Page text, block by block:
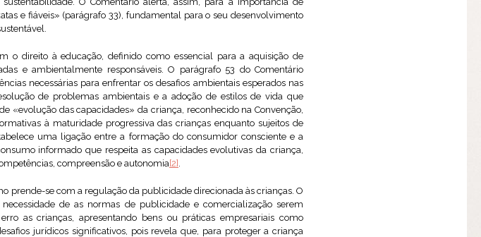
e fiáveis» (parágrafo 33), fundamental para o seu desenvolvimento
o direito à educação, definido como essencial para a aquisição de
e ambientalmente responsáveis. O parágrafo 53 do Comentário
necessárias para enfrentar os desafios ambientais esperados nas
de problemas ambientais e a adoção de estilos de vida que
«evolução das capacidades» da criança, reconhecido na Convenção,
à maturidade progressiva das crianças enquanto sujeitos de
uma ligação entre a formação do consumidor consciente e a
informado que respeita as capacidades evolutivas da criança,
compreensão e autonomia[2] .
prende-se com a regulação da publicidade direcionada às crianças. O
de as normas de publicidade e comercialização serem
as crianças, apresentando bens ou práticas empresariais como
jurídicos significativos, pois revela que, para proteger a criança